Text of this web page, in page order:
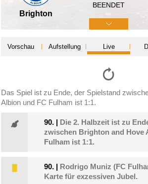
Brighton
BEENDET
Vorschau Aufstellung Live
Das Spiel ist zu Ende, der Spielstand
Albion und FC Fulham ist 1:1.
90. | Die 2. Halbzeit ist zu
zwischen Brighton and Hove
Fulham ist 1:1.
90. | Rodrigo Muniz (FC
Karte für exzessiven Jubel.